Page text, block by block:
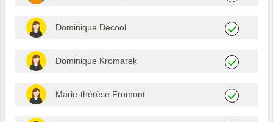
Dominique Decool
Dominique Kromarek
Marie-thérèse Fromont